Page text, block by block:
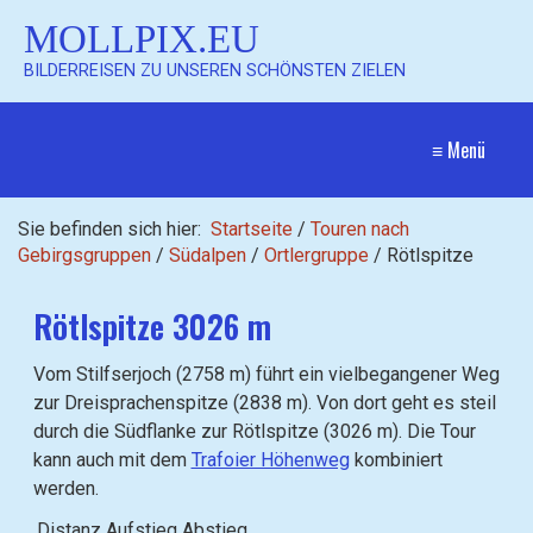
MOLLPIX.EU
BILDERREISEN ZU UNSEREN SCHÖNSTEN ZIELEN
≡ Menü
Sie befinden sich hier: Startseite / Touren nach
Gebirgsgruppen / Südalpen / Ortlergruppe / Rötlspitze
Rötlspitze 3026 m
Vom Stilfserjoch (2758 m) führt ein vielbegangener Weg
zur Dreisprachenspitze (2838 m). Von dort geht es steil
durch die Südflanke zur Rötlspitze (3026 m). Die Tour
kann auch mit dem Trafoier Höhenweg kombiniert
werden.